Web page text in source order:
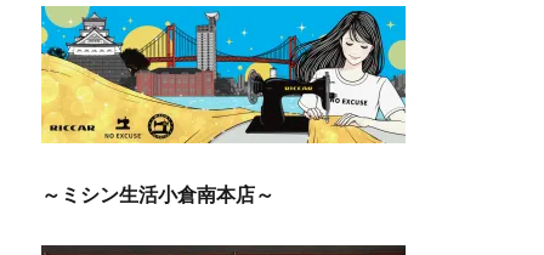
シ
ョ
ン
～ミシン生活小倉南本店～